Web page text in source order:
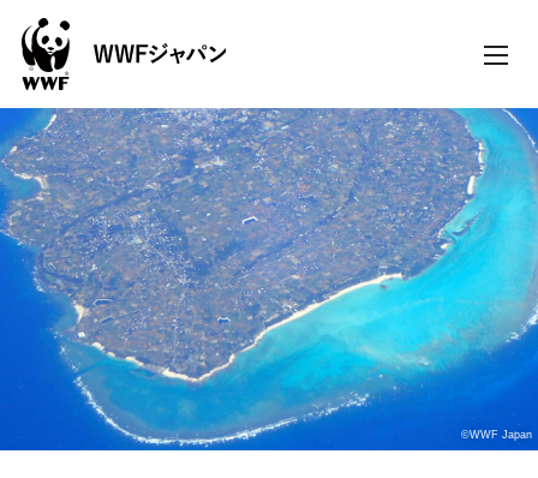
toggle
©WWF Japan